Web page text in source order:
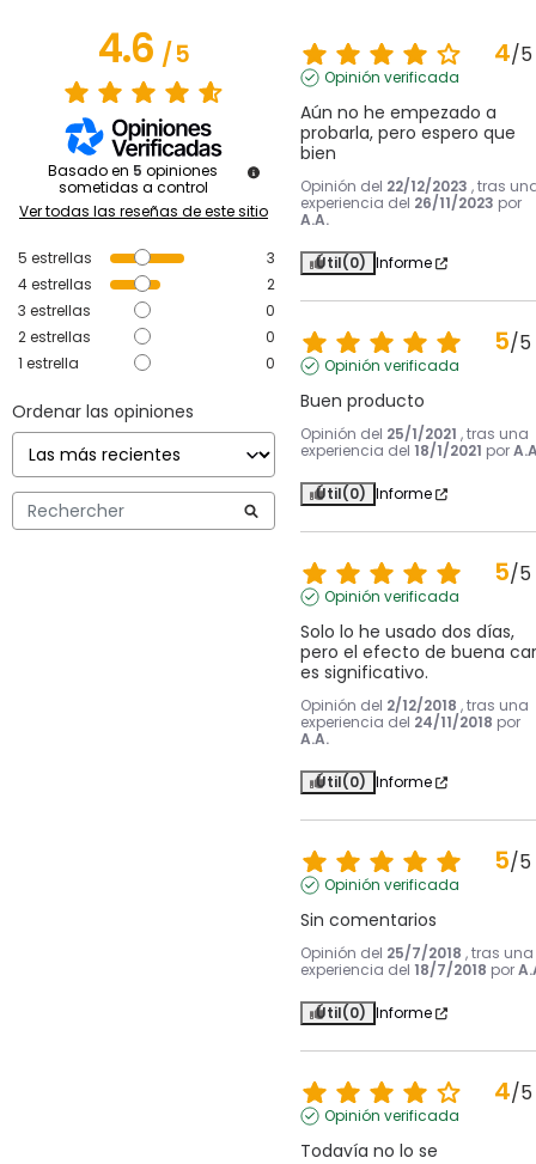
4.6/5
Basado en 5 opiniones
sometidas a control
Ver todas las reseñas de este sitio
5 estrellas
3
4estrellas
2
3 estrellas
0
2estrellas
0
1 estrella 0
Ordenar las opiniones
4/5
Opinión verificada
Aún no he empezado a
probarla, pero espero que
bien
Opinión del 22/12/2023 , tras
experiencia del 26/11/2023 por
A.A.
Útil(0) Informe
5/5
Opinión verificada
Buen producto
Opinión del 25/1/2021 , tras una
experiencia del 18/1/2021 por
Útil(0) Informe
5/5
Opinión verificada
Solo lo he usado dos días,
pero el efecto de buena
es significativo.
Opinión del 2/12/2018 , tras una
experiencia del 24/11/2018 por
A.A.
Útil(0) Informe
5/5
Opinión verificada
Sin comentarios
Opinión del 25/7/2018 , tras una
experiencia del 18/7/2018 por
Útil(0) Informe
4/5
Opinión verificada
Todavía no lo se